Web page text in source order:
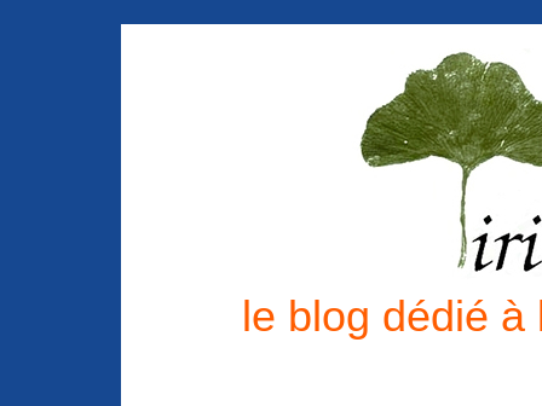
le blog dédié à